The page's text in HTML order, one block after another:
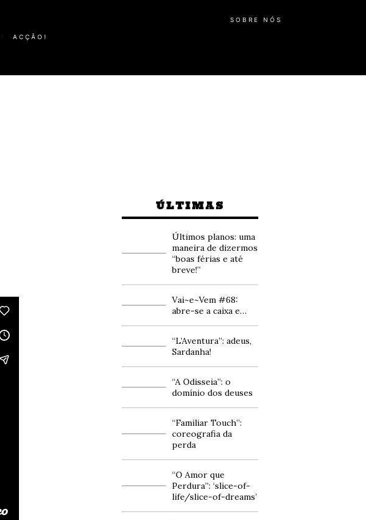
ACÇÃO!
SOBRE NÓS
ÚLTIMAS
Últimos planos: uma
maneira de dizermos
“boas férias e até
breve!”
Vai~e~Vem #68:
abre-se a caixa e…
“L’Aventura”: adeus,
Sardanha!
“A Odisseia”: o
domínio dos deuses
“Familiar Touch”:
coreografia da
perda
“O Amor que
Perdura”: ‘slice-of-
life/slice-of-dreams’